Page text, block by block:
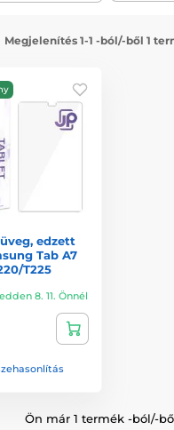
Megjelenítés 1-1 -ból/-ből 1
edzett
Tab A7
T225
8. 11. Önnél
Ön már 1 termék -ból/-